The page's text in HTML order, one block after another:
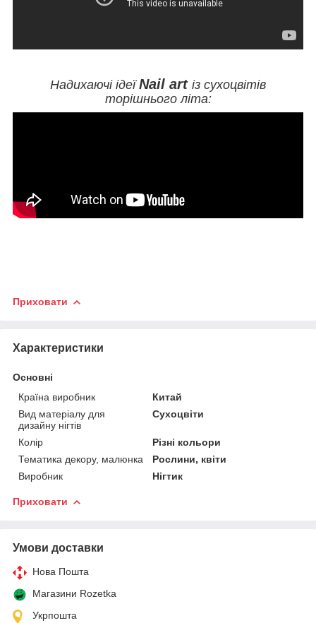
Надихаючі ідеїNail art із сухоцвітів
торішнього літа:
Приховати
Характеристики
Основні
Країна виробник
Китай
Вид матеріалу для
дизайну нігтів
Сухоцвіти
Колір
Різні кольори
Тематика декору, малюнка
Рослини, квіти
Виробник
Нігтик
Приховати
Умови доставки
Нова Пошта
Магазини Rozetka
Укрпошта